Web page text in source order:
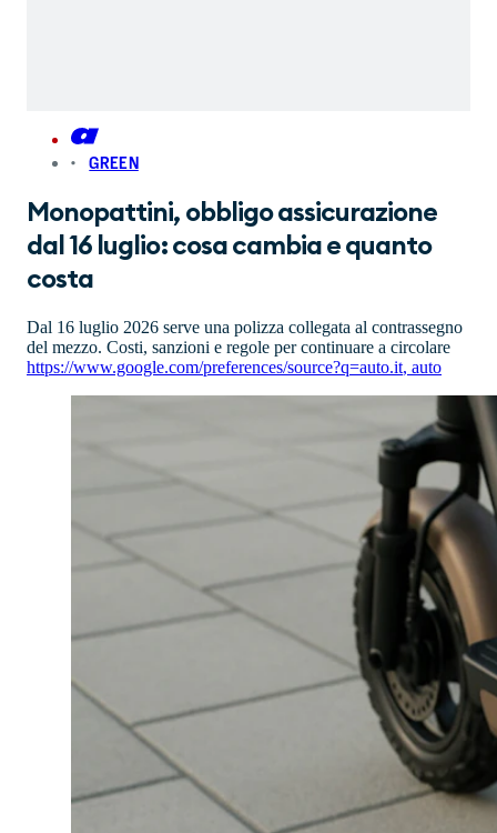
GREEN
Monopattini, obbligo assicurazione
dal 16 luglio: cosa cambia e quanto
costa
Dal 16 luglio 2026 serve una polizza collegata al contrassegno
del mezzo. Costi, sanzioni e regole per continuare a circolare
https://www.google.com/preferences/source?q=auto.it, auto